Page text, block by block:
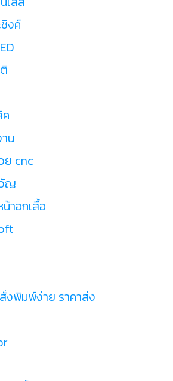
งค์
น
ย cnc
ญ
าอกเสื้อ
งพิมพ์ง่าย ราคาส่ง